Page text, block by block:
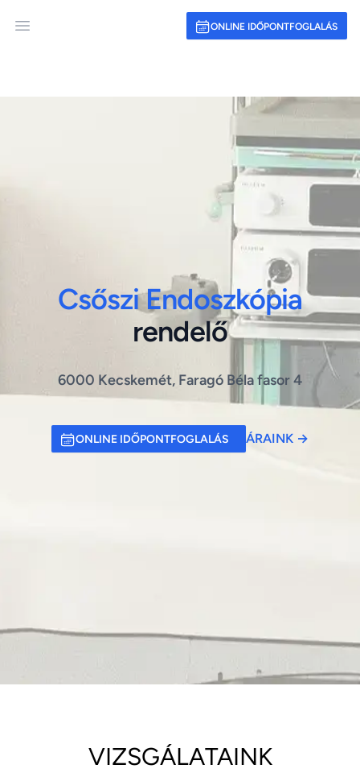
Open main menu ONLINE IDŐPONTFOGLALÁS
Csőszi Endoszkópia
rendelő
6000 Kecskemét, Faragó Béla fasor 4
ONLINE IDŐPONTFOGLALÁS ÁRAINK →
VIZSGÁLATAINK